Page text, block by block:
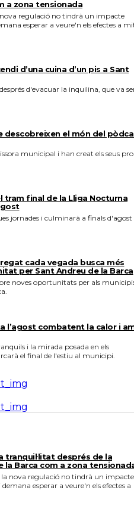
a zona tensionada
regulació no tindrà un impacte
esperar a veure'n els efectes a
d’una cuina d’un pis a Sant
d'evacuar la inquilina, que va
descobreixen el món del
municipal i han creat els seus
tram final de la Lliga Nocturna
jornades i culminarà a finals d'agost
cada vegada busca més
per Sant Andreu de la Barca
noves oportunitats per als
l’agost combatent la calor i
i la mirada posada en els
el final de l'estiu al municipi.
tranquil·litat després de la
la Barca com a zona
nova regulació no tindrà un impacte
esperar a veure'n els efectes a